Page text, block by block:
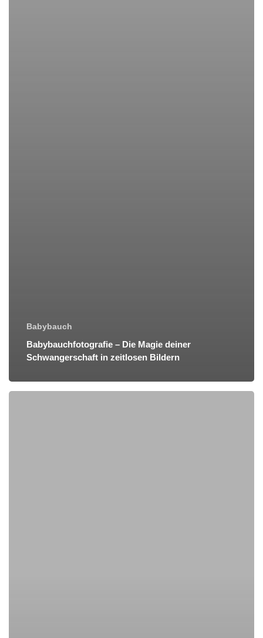
Babybauch
Babybauchfotografie – Die Magie deiner
Schwangerschaft in zeitlosen Bildern